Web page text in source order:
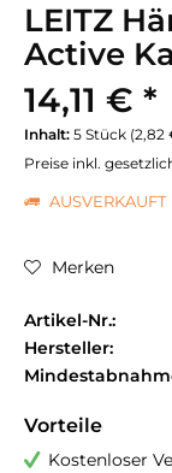
LEITZ
Active
14,11 € *
Inhalt: 5 Stück (2,82
Preise inkl.
AUSVERKAUFT
Merken
Artikel-Nr.:
Hersteller:
Vorteile
Kostenloser